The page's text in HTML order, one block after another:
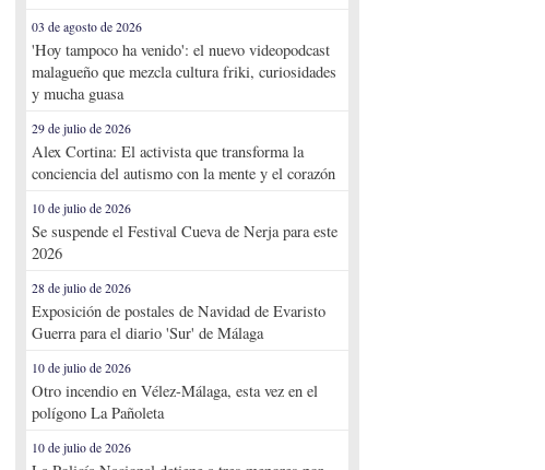
03 de agosto de 2026
'Hoy tampoco ha venido': el nuevo videopodcast
malagueño que mezcla cultura friki, curiosidades
y mucha guasa
29 de julio de 2026
Alex Cortina: El activista que transforma la
conciencia del autismo con la mente y el corazón
10 de julio de 2026
Se suspende el Festival Cueva de Nerja para este
2026
28 de julio de 2026
Exposición de postales de Navidad de Evaristo
Guerra para el diario 'Sur' de Málaga
10 de julio de 2026
Otro incendio en Vélez-Málaga, esta vez en el
polígono La Pañoleta
10 de julio de 2026